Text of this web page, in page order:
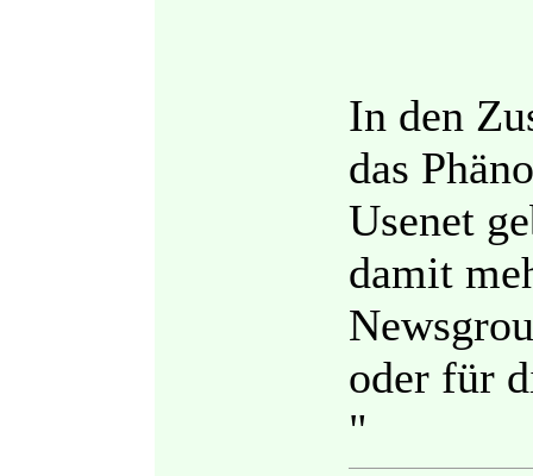
In den
das
Usenet
damit
oder für
"